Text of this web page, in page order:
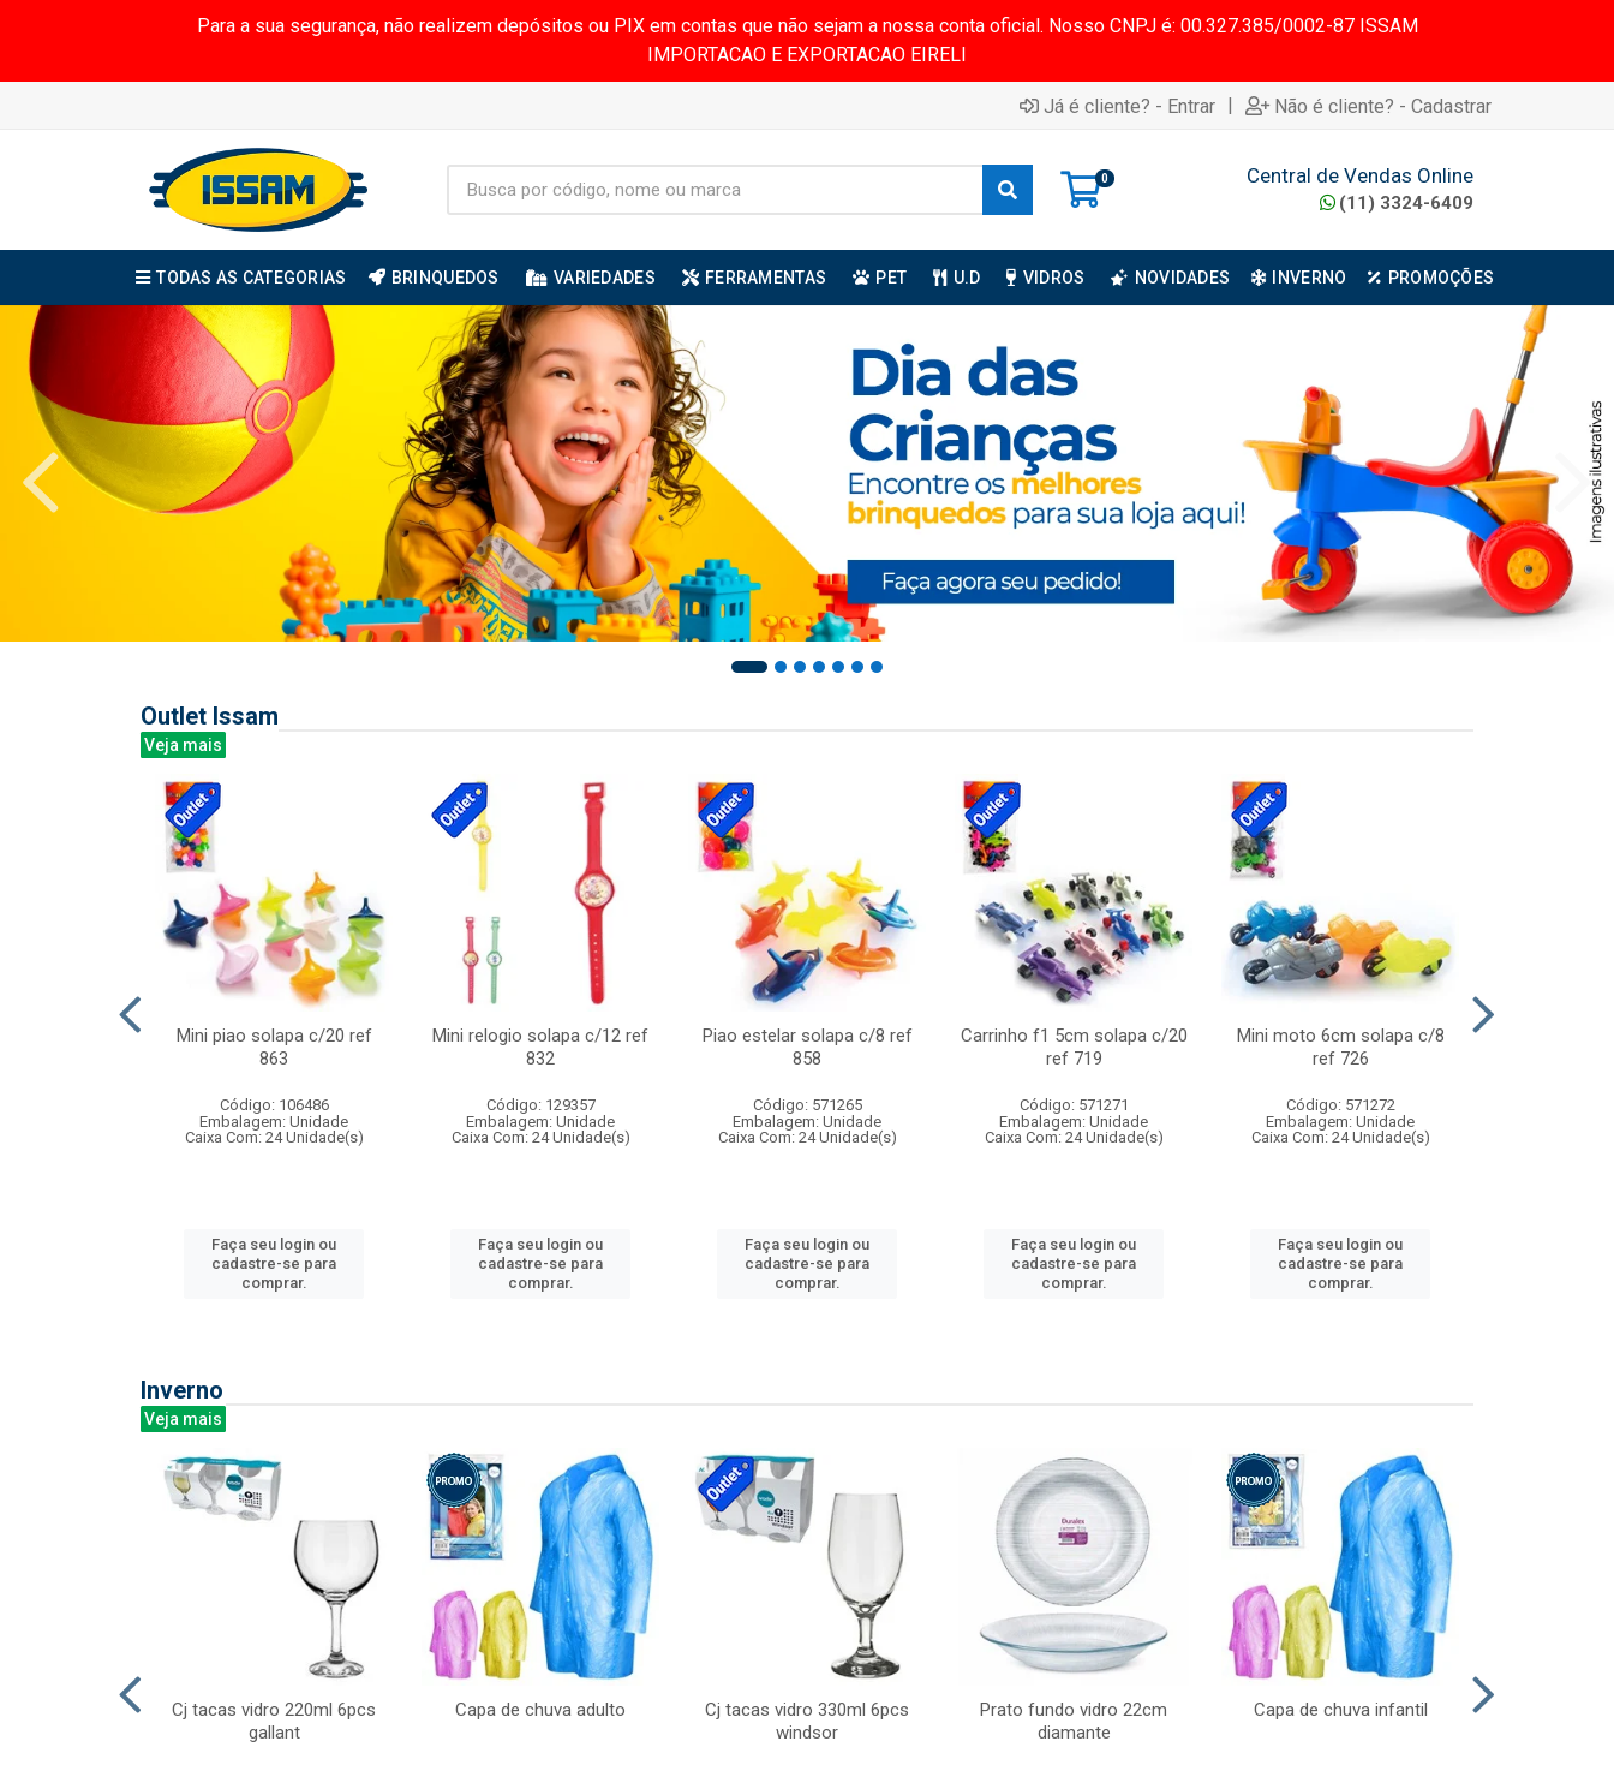
Para a sua segurança, não realizem depósitos ou PIX em contas que não sejam a nossa conta oficial. Nosso CNPJ é: 00.327.385/0002-87 ISSAM
IMPORTACAO E EXPORTACAO EIRELI
Já é cliente? - Entrar | Não é cliente? - Cadastrar
0 Central de Vendas Online
(11) 3324-6409
TODAS AS CATEGORIAS BRINQUEDOS VARIEDADES FERRAMENTAS PET U.D VIDROS NOVIDADES INVERNO PROMOÇÕES
Outlet Issam
Veja mais
Mini piao solapa c/20 ref
863
Código: 106486
Embalagem: Unidade
Caixa Com: 24 Unidade(s)
Faça seu login ou
cadastre-se para
comprar.
Mini relogio solapa c/12 ref
832
Código: 129357
Embalagem: Unidade
Caixa Com: 24 Unidade(s)
Faça seu login ou
cadastre-se para
comprar.
Piao estelar solapa c/8 ref
858
Código: 571265
Embalagem: Unidade
Caixa Com: 24 Unidade(s)
Faça seu login ou
cadastre-se para
comprar.
Carrinho f1 5cm solapa c/20
ref 719
Código: 571271
Embalagem: Unidade
Caixa Com: 24 Unidade(s)
Faça seu login ou
cadastre-se para
comprar.
Mini moto 6cm solapa c/8
ref 726
Código: 571272
Embalagem: Unidade
Caixa Com: 24 Unidade(s)
Faça seu login ou
cadastre-se para
comprar.
Inverno
Veja mais
Cj tacas vidro 220ml 6pcs
gallant
Capa de chuva adulto
Cj tacas vidro 330ml 6pcs
windsor
Prato fundo vidro 22cm
diamante
Capa de chuva infantil